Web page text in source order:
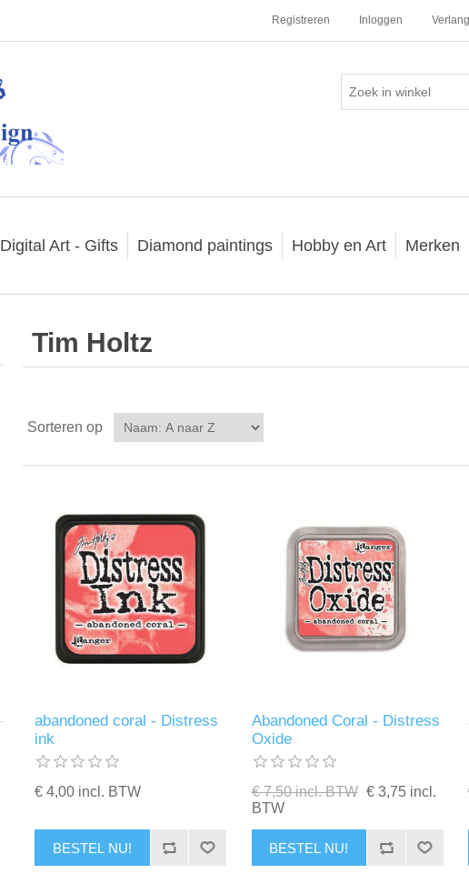
Registreren Inloggen
Digital Art - Gifts Diamond paintings Hobby en Art Merken
Tim Holtz
Sorteren op
abandoned coral - Distress
ink
€ 4,00 incl. BTW
BESTEL NU!
Abandoned Coral - Distress
Oxide
€ 7,50 incl. BTW € 3,75 incl.
BTW
BESTEL NU!